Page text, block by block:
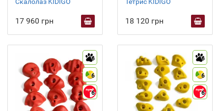
Скалолаз KIDIGO
17 960 грн
Тетрис KIDIGO
18 120 грн
6
6
6
6
6
6